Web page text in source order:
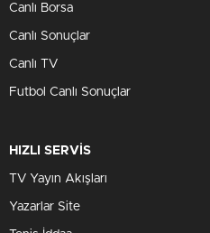
Canlı Borsa
Canlı Sonuçlar
Canlı TV
Futbol Canlı Sonuçlar
HIZLI SERVİS
TV Yayın Akışları
Yazarlar Site